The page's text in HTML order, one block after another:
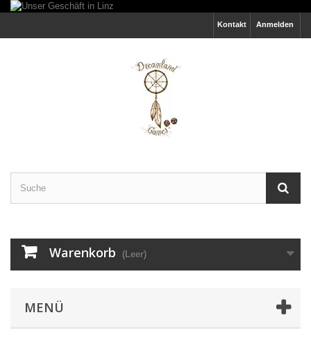
Anmelden
Kontakt
Warenkorb (Leer)
MENÜ